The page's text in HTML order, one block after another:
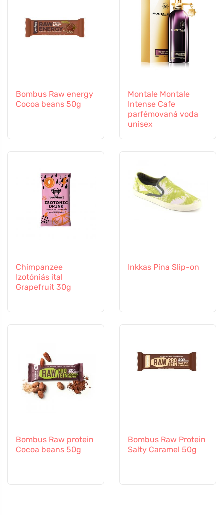
Bombus Raw energy
Cocoa beans 50g
Montale Montale
Intense Cafe
parfémovaná voda
unisex
Chimpanzee
Izotóniás ital
Grapefruit 30g
Inkkas Pina Slip-on
Bombus Raw protein
Cocoa beans 50g
Bombus Raw Protein
Salty Caramel 50g